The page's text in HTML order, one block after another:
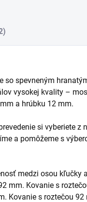
so spevneným
vysokej kvality –
a hrúbku 12 mm.
si vyberiete z
a pomôžeme s
medzi osou kľučky
mm. Kovanie s
Kovanie s roztečou